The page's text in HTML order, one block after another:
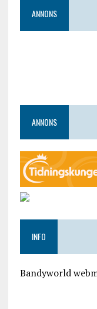
ANNONS
ANNONS
INFO
Bandyworld